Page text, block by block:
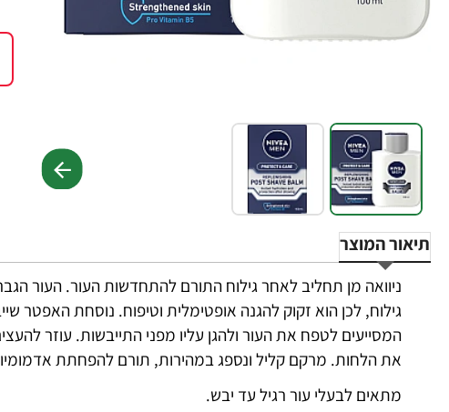
תיאור המוצר
ניוואה מן תחליב לאחר גילוח התורם להתחדשות העור. העור
המסייעים לטפח את העור ולהגן עליו מפני התייבשות. עוזר
את הלחות. מרקם קליל ונספג במהירות, תורם להפחתת
מתאים לבעלי עור רגיל עד יבש.